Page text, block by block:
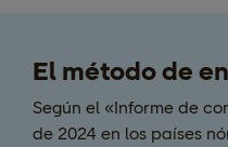
El método de
Según el «Informe de
de 2024 en los países